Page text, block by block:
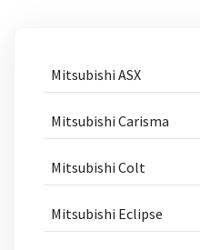
Mitsubishi ASX
Mitsubishi Carisma
Mitsubishi Colt
Mitsubishi Eclipse